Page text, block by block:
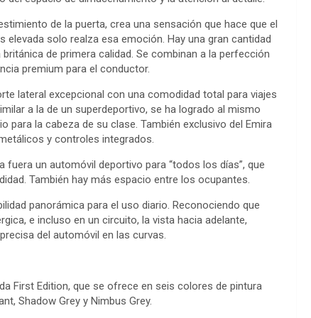
de la puerta, crea una sensación que hace que el
solo realza esa emoción. Hay una gran cantidad
de primera calidad. Se combinan a la perfección
premium para el conductor.
lateral excepcional con una comodidad total para viajes
a la de un superdeportivo, se ha logrado al mismo
la cabeza de su clase. También exclusivo del Emira
y controles integrados.
un automóvil deportivo para “todos los días”, que
También hay más espacio entre los ocupantes.
panorámica para el uso diario. Reconociendo que
e incluso en un circuito, la vista hacia adelante,
del automóvil en las curvas.
First Edition, que se ofrece en seis colores de pintura
Shadow Grey y Nimbus Grey.